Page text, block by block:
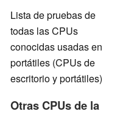
Lista de pruebas de
todas las CPUs
conocidas usadas en
portátiles (CPUs de
escritorio y portátiles)
Otras CPUs de la